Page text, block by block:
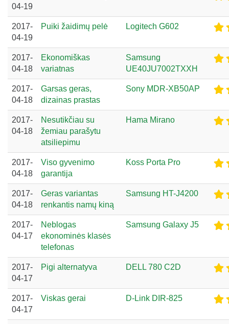
04-19
2017-
04-19
Puiki žaidimų pelė Logitech G602
2017-
04-18
Ekonomiškas
variatnas
Samsung
UE40JU7002TXXH
2017-
04-18
Garsas geras,
dizainas prastas
Sony MDR-XB50AP
2017-
04-18
Nesutikčiau su
žemiau parašytu
atsiliepimu
Hama Mirano
2017-
04-18
Viso gyvenimo
garantija
Koss Porta Pro
2017-
04-18
Geras variantas
renkantis namų kiną
Samsung HT-J4200
2017-
04-17
Neblogas
ekonominės klasės
telefonas
Samsung Galaxy J5
2017-
04-17
Pigi alternatyva DELL 780 C2D
2017-
04-17
Viskas gerai D-Link DIR-825